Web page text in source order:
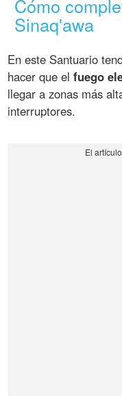
Cómo
Sinaq'awa
En este Santuario
hacer que elfuego
llegar a zonas más
interruptores.